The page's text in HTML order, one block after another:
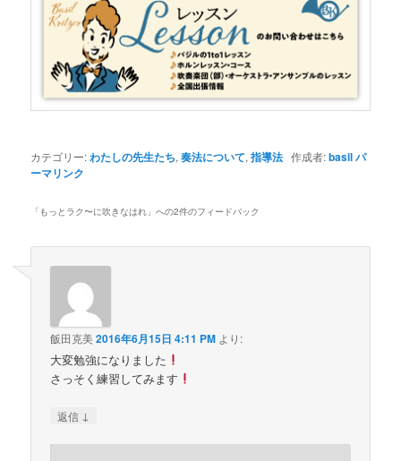
カテゴリー:わたしの先生たち,奏法について,指導法 作成者:basilパ
ーマリンク
「 もっとラク〜に吹きなはれ 」への2件のフィードバック
飯田克美2016年6月15日 4:11 PM より:
大変勉強になりました
さっそく練習してみます
返信 ↓